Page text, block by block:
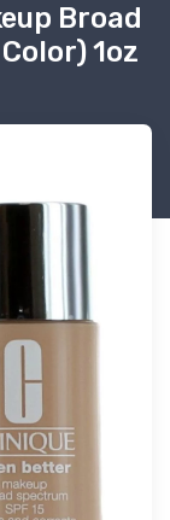
Broad
1oz